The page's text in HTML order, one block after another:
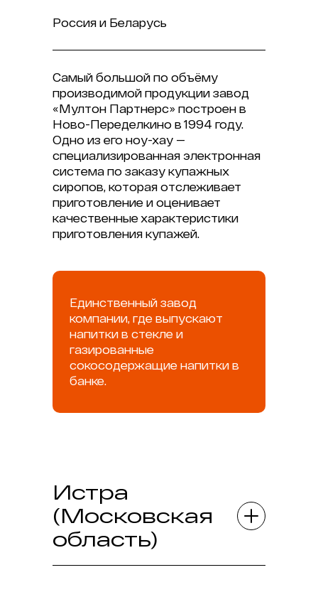
Россия и Беларусь
Самый большой по объёму
производимой продукции завод
«Мултон Партнерс» построен в
Ново-Переделкино в 1994 году.
Одно из его ноу-хау —
специализированная электронная
система по заказу купажных
сиропов, которая отслеживает
приготовление и оценивает
качественные характеристики
приготовления купажей.
Единственный завод
компании, где выпускают
напитки в стекле и
газированные
сокосодержащие напитки в
банке.
Истра
(Московская
область)